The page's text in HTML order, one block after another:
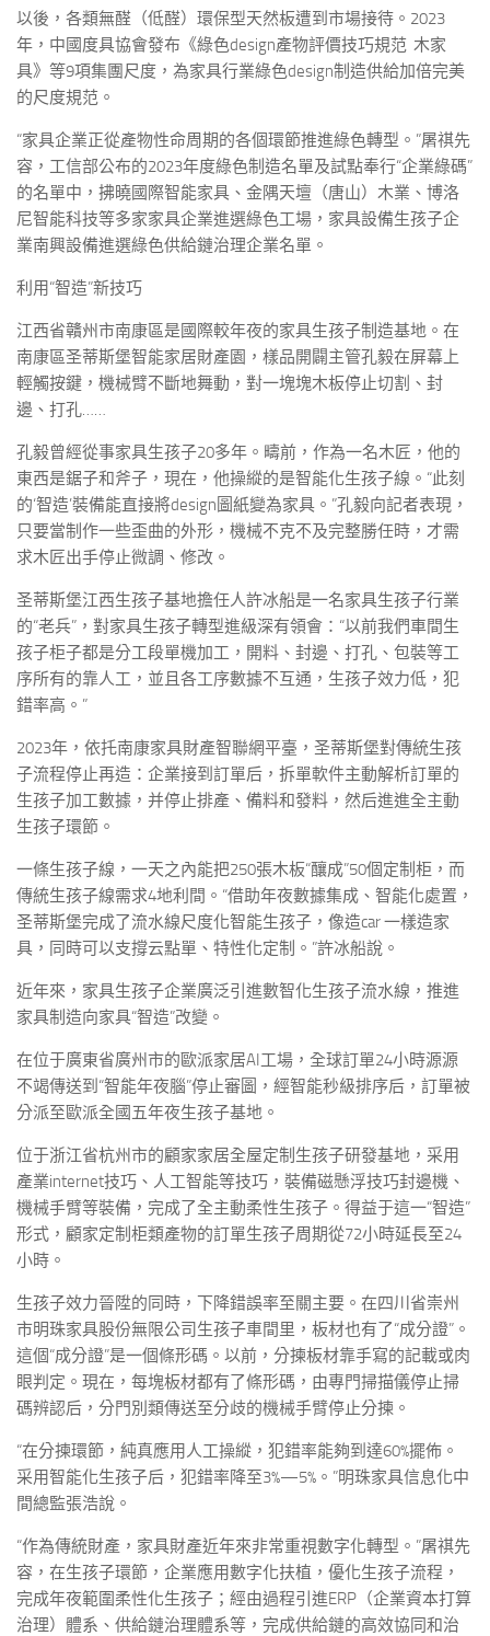
以後，各類無醛（低醛）環保型天然板遭到市場接待。2023
年，中國度具協會發布《綠色design產物評價技巧規范 木家
具》等9項集團尺度，為家具行業綠色design制造供給加倍完美
的尺度規范。
“家具企業正從產物性命周期的各個環節推進綠色轉型。”屠祺先
容，工信部公布的2023年度綠色制造名單及試點奉行“企業綠碼”
的名單中，拂曉國際智能家具、金隅天壇（唐山）木業、博洛
尼智能科技等多家家具企業進選綠色工場，家具設備生孩子企
業南興設備進選綠色供給鏈治理企業名單。
利用“智造”新技巧
江西省贛州市南康區是國際較年夜的家具生孩子制造基地。在
南康區圣蒂斯堡智能家居財產園，樣品開闢主管孔毅在屏幕上
輕觸按鍵，機械臂不斷地舞動，對一塊塊木板停止切割、封
邊、打孔……
孔毅曾經從事家具生孩子20多年。疇前，作為一名木匠，他的
東西是鋸子和斧子，現在，他操縱的是智能化生孩子線。“此刻
的‘智造’裝備能直接將design圖紙變為家具。”孔毅向記者表現，
只要當制作一些歪曲的外形，機械不克不及完整勝任時，才需
求木匠出手停止微調、修改。
圣蒂斯堡江西生孩子基地擔任人許冰船是一名家具生孩子行業
的“老兵”，對家具生孩子轉型進級深有領會：“以前我們車間生
孩子柜子都是分工段單機加工，開料、封邊、打孔、包裝等工
序所有的靠人工，並且各工序數據不互通，生孩子效力低，犯
錯率高。”
2023年，依托南康家具財產智聯網平臺，圣蒂斯堡對傳統生孩
子流程停止再造：企業接到訂單后，拆單軟件主動解析訂單的
生孩子加工數據，并停止排產、備料和發料，然后進進全主動
生孩子環節。
一條生孩子線，一天之內能把250張木板“釀成”50個定制柜，而
傳統生孩子線需求4地利間。“借助年夜數據集成、智能化處置，
圣蒂斯堡完成了流水線尺度化智能生孩子，像造car 一樣造家
具，同時可以支撐云點單、特性化定制。”許冰船說。
近年來，家具生孩子企業廣泛引進數智化生孩子流水線，推進
家具制造向家具“智造”改變。
在位于廣東省廣州市的歐派家居AI工場，全球訂單24小時源源
不竭傳送到“智能年夜腦”停止審圖，經智能秒級排序后，訂單被
分派至歐派全國五年夜生孩子基地。
位于浙江省杭州市的顧家家居全屋定制生孩子研發基地，采用
產業internet技巧、人工智能等技巧，裝備磁懸浮技巧封邊機、
機械手臂等裝備，完成了全主動柔性生孩子。得益于這一“智造”
形式，顧家定制柜類產物的訂單生孩子周期從72小時延長至24
小時。
生孩子效力晉陞的同時，下降錯誤率至關主要。在四川省崇州
市明珠家具股份無限公司生孩子車間里，板材也有了“成分證”。
這個“成分證”是一個條形碼。以前，分揀板材靠手寫的記載或肉
眼判定。現在，每塊板材都有了條形碼，由專門掃描儀停止掃
碼辨認后，分門別類傳送至分歧的機械手臂停止分揀。
“在分揀環節，純真應用人工操縱，犯錯率能夠到達60%擺佈。
采用智能化生孩子后，犯錯率降至3%—5%。”明珠家具信息化中
間總監張浩說。
“作為傳統財產，家具財產近年來非常重視數字化轉型。”屠祺先
容，在生孩子環節，企業應用數字化扶植，優化生孩子流程，
完成年夜範圍柔性化生孩子；經由過程引進ERP（企業資本打算
治理）體系、供給鏈治理體系等，完成供給鏈的高效協同和治